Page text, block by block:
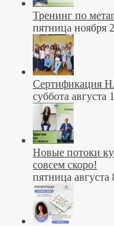
Тренинг по
пятница ноября
Сертификация
суббота августа
Новые потоки
совсем скоро!
пятница августа